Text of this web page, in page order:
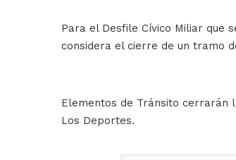
Para el Desfile Cívico Miliar que
considera el cierre de un tramo
Elementos de Tránsito cerrarán
Los Deportes.